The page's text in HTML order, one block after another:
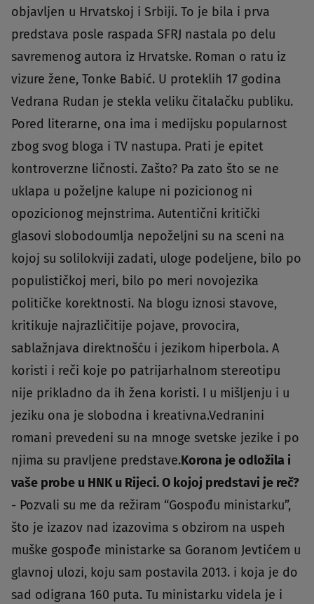
objavljen u Hrvatskoj i Srbiji. To je bila i prva
predstava posle raspada SFRJ nastala po delu
savremenog autora iz Hrvatske. Roman o ratu iz
vizure žene, Tonke Babić. U proteklih 17 godina
Vedrana Rudan je stekla veliku čitalačku publiku.
Pored literarne, ona ima i medijsku popularnost
zbog svog bloga i TV nastupa. Prati je epitet
kontroverzne ličnosti. Zašto? Pa zato što se ne
uklapa u poželjne kalupe ni pozicionog ni
opozicionog mejnstrima. Autentični kritički
glasovi slobodoumlja nepoželjni su na sceni na
kojoj su solilokviji zadati, uloge podeljene, bilo po
populističkoj meri, bilo po meri novojezika
političke korektnosti. Na blogu iznosi stavove,
kritikuje najrazličitije pojave, provocira,
sablažnjava direktnošću i jezikom hiperbola. A
koristi i reči koje po patrijarhalnom stereotipu
nije prikladno da ih žena koristi. I u mišljenju i u
jeziku ona je slobodna i kreativna.Vedranini
romani prevedeni su na mnoge svetske jezike i po
njima su pravljene predstave.Korona je odložila i
vaše probe u HNK u Rijeci. O kojoj predstavi je reč?
- Pozvali su me da režiram “Gospođu ministarku”,
što je izazov nad izazovima s obzirom na uspeh
muške gospođe ministarke sa Goranom Jevtićem u
glavnoj ulozi, koju sam postavila 2013. i koja je do
sad odigrana 160 puta. Tu ministarku videla je i